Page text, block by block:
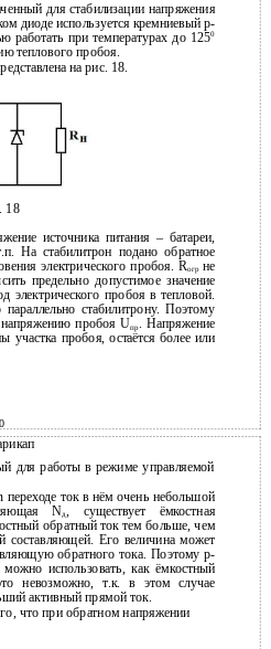
для стабилизации напряжения
диоде используется кремниевый p-
работать при температурах до 1250
теплового пробоя.
на рис. 18.
18
источника питания – батареи,
На стабилитрон подано обратное
электрического пробоя. Rогр не
предельно допустимое значение
электрического пробоя в тепловой.
параллельно стабилитрону. Поэтому
пробоя Uпр. Напряжение
участка пробоя, остаётся более или
для работы в режиме управляемой
ток в нём очень небольшой
Nд, существует ёмкостная
обратный ток тем больше, чем
составляющей. Его величина может
обратного тока. Поэтому p-
использовать, как ёмкостный
невозможно, т.к. в этом случае
активный прямой ток.
что при обратном напряжении